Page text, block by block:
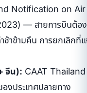
Notification on
— สายการบินต้อง
ช้าข้ามคืน การยกเลิกที่
จีน): CAAT
ประเทศปลายทาง